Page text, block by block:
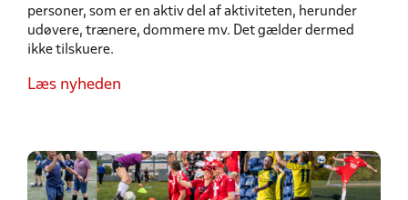
personer, som er en aktiv del af aktiviteten, herunder
udøvere, trænere, dommere mv. Det gælder dermed
ikke tilskuere.
Læs nyheden